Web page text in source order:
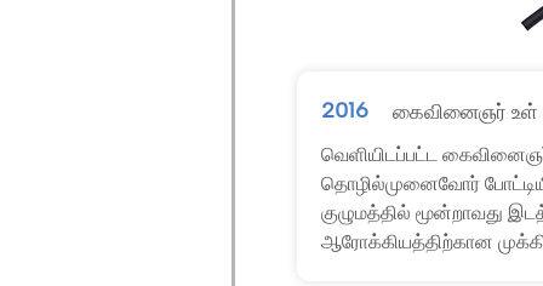
2016 கைவினைஞர்
வெளியிடப்பட்ட
தொழில்முனைவோர்
குழுமத்தில் மூன்றாவது
ஆரோக்கியத்திற்கான